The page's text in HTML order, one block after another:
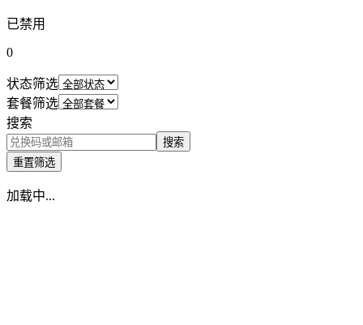
已禁用
0
状态筛选
套餐筛选
搜索
搜索
重置筛选
加载中...